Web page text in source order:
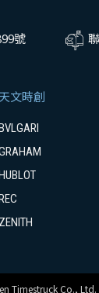
號
天文時創
ZENITH
Timestruck Co., Ltd.